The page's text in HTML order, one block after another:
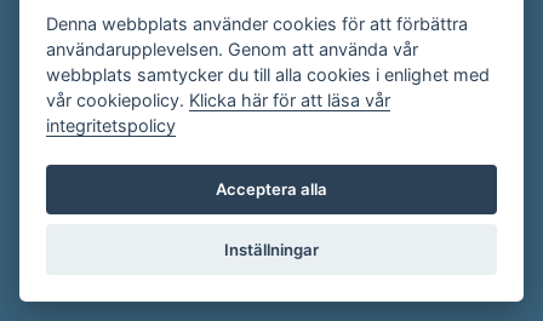
Har du frågor om evenemangskalendern? Mejla oss på
evenemang@visitgotland.se.
Cookies
Villkor
Skapa konto
Denna webbplats använder cookies för att förbättra
användarupplevelsen. Genom att använda vår
webbplats samtycker du till alla cookies i enlighet med
vår cookiepolicy. Klicka här för att läsa vår
integritetspolicy
Acceptera alla
Inställningar